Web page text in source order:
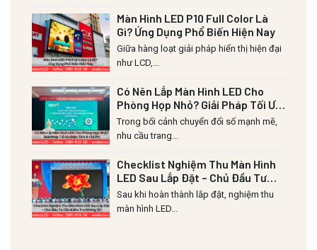
Màn Hình LED P10 Full Color Là
Gì? Ứng Dụng Phổ Biến Hiện Nay
Giữa hàng loạt giải pháp hiển thị hiện đại
như LCD,...
Có Nên Lắp Màn Hình LED Cho
Phòng Họp Nhỏ? Giải Pháp Tối Ưu
Diện Tích & Chi Phí
Trong bối cảnh chuyển đổi số mạnh mẽ,
nhu cầu trang...
Checklist Nghiệm Thu Màn Hình
LED Sau Lắp Đặt – Chủ Đầu Tư
Cần Kiểm Tra Những Gì?
Sau khi hoàn thành lắp đặt, nghiệm thu
màn hình LED...